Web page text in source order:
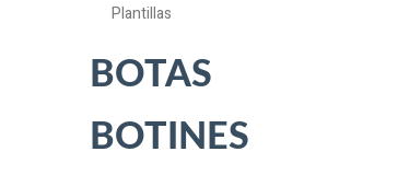
Plantillas
BOTAS
BOTINES